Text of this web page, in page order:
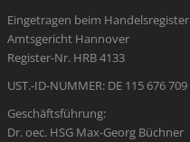
new
window
new
window
new
window
in
new
new
Eingetragen beim Handelsregister
Amtsgericht Hannover
Register-Nr. HRB 4133
UST.-ID-NUMMER: DE 115 676 709
Geschäftsführung:
Dr. oec. HSG Max-Georg Büchner